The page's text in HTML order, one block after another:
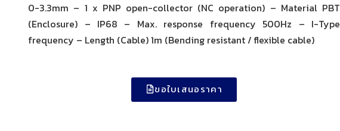
0-3.3mm – 1 x PNP open-collector (NC operation) – Material PBT
(Enclosure) – IP68 – Max. response frequency 500Hz – I-Type
frequency – Length (Cable) 1m (Bending resistant / flexible cable)
ขอใบเสนอราคา